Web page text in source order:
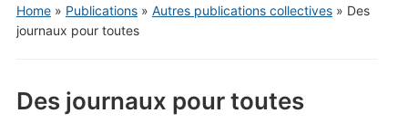
Home» Publications» Autres publications collectives» Des
journaux pour toutes
Des journaux pour toutes